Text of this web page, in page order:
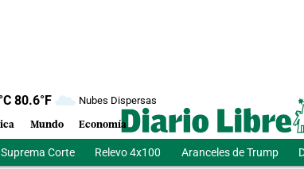
°C 80.6°F Nubes Dispersas
Mundo Economía
Corte Relevo 4x100 Aranceles de Trump